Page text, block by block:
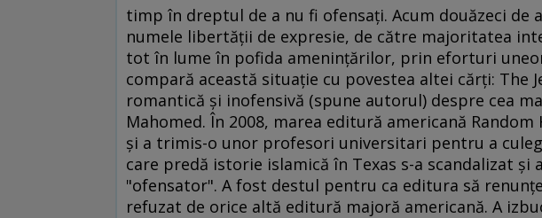
timp în dreptul de a nu fi ofensaţi. Acum douăzeci de
numele libertăţii de expresie, de către majoritatea
tot în lume în pofida ameninţărilor, prin eforturi
compară această situaţie cu povestea altei cărţi: The
romantică şi inofensivă (spune autorul) despre cea
Mahomed. În 2008, marea editură americană
şi a trimis-o unor profesori universitari pentru a
care predă istorie islamică în Texas s-a scandalizat şi
"ofensator". A fost destul pentru ca editura să
refuzat de orice altă editură majoră americană. A